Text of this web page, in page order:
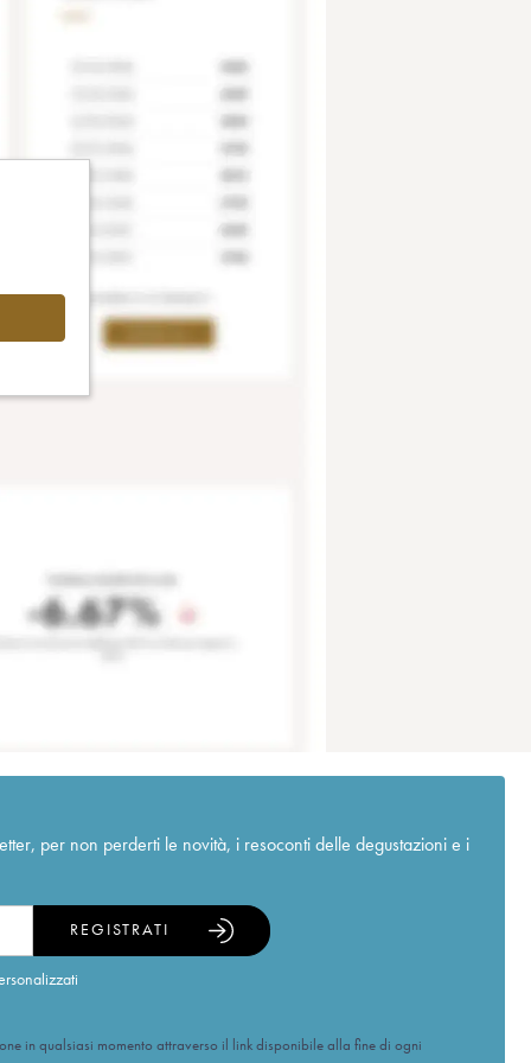
per non perderti le novità, i resoconti delle degustazioni e i
REGISTRATI
in qualsiasi momento attraverso il link disponibile alla fine di ogni